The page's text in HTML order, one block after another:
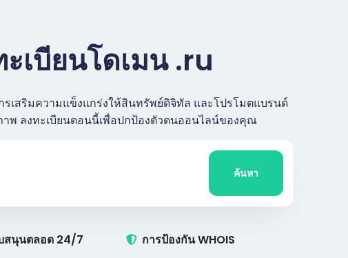
เบียนโดเมน .ru
รเสริมความแข็งแกร่งให้สินทรัพย์ดิจิทัล และโปรโมตแบรนด์
พ ลงทะเบียนตอนนี้เพื่อปกป้องตัวตนออนไลน์ของคุณ
ค้นหา
สนุนตลอด 24/7 การป้องกัน WHOIS